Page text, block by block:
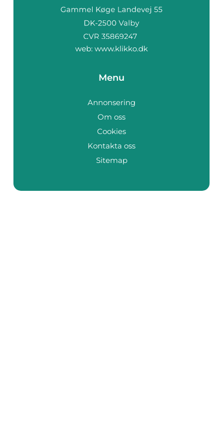
web: www.klikko.dk
Menu
Annonsering
Om oss
Cookies
Kontakta oss
Sitemap